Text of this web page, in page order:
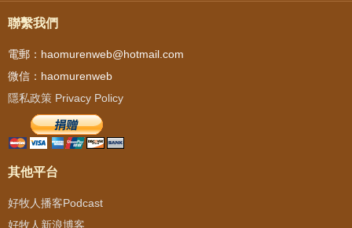
聯繫我們
電郵：haomurenweb@hotmail.com
微信：haomurenweb
隱私政策 Privacy Policy
其他平台
好牧人播客Podcast
好牧人新浪博客